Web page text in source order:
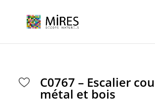
C0767 – Escalier
métal et bois